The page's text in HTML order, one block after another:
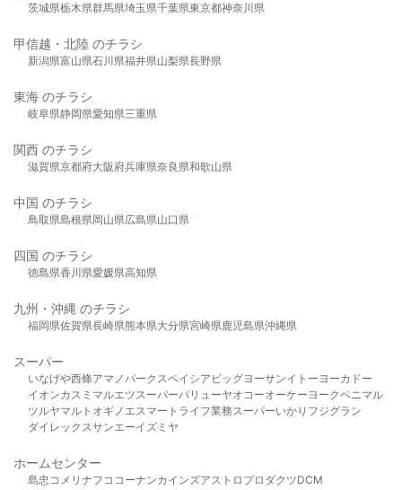
茨城県栃木県群馬県埼玉県千葉県東京都神奈川県
甲信越・北陸 のチラシ
新潟県富山県石川県福井県山梨県長野県
東海 のチラシ
岐阜県静岡県愛知県三重県
関西 のチラシ
滋賀県京都府大阪府兵庫県奈良県和歌山県
中国 のチラシ
鳥取県島根県岡山県広島県山口県
四国 のチラシ
徳島県香川県愛媛県高知県
九州・沖縄 のチラシ
福岡県佐賀県長崎県熊本県大分県宮崎県鹿児島県沖縄県
スーパー
いなげや西條アマノパークスベイシア ビッグヨーサンイトーヨーカドー
イオンカスミ マルエツスーパーバリューヤオコーオーケー ヨークベニマル
ツルヤマルト オギノ エスマート ライフ業務スーパーいかり フジグラン
ダイレックスサンエーイズミヤ
ホームセンター
島忠 コメリ ナフコ コーナンカインズアストロプロダクツDCM